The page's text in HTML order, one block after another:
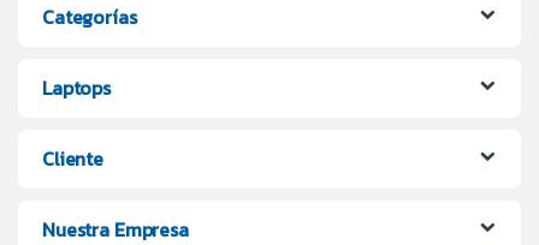
Categorías
Laptops
Cliente
Nuestra Empresa